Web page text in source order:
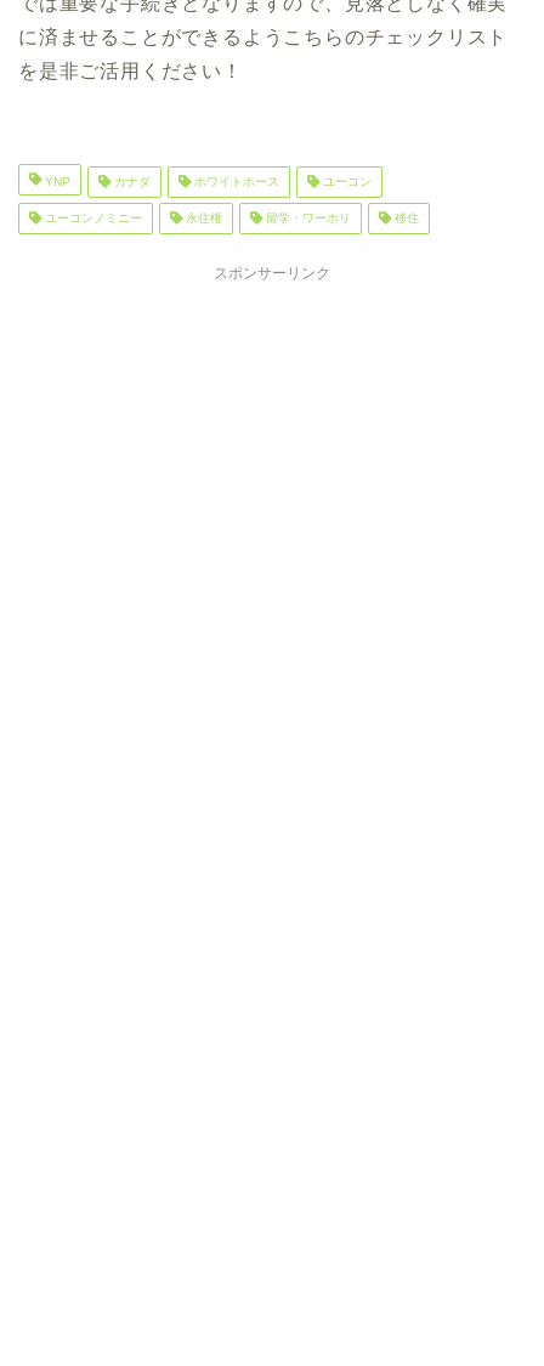
に済ませることができるようこちらのチェックリスト
を是非ご活用ください！
YNP カナダ ホワイトホース ユーコン
ユーコンノミニー 永住権 留学・ワーホリ 移住
スポンサーリンク